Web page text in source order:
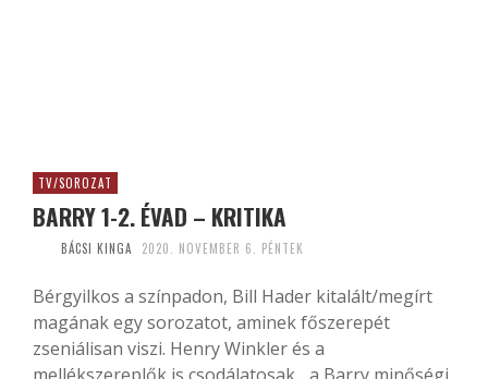
TV/SOROZAT
BARRY 1-2. ÉVAD – KRITIKA
BÁCSI KINGA 2020. NOVEMBER 6. PÉNTEK
Bérgyilkos a színpadon, Bill Hader kitalált/megírt
magának egy sorozatot, aminek főszerepét
zseniálisan viszi. Henry Winkler és a